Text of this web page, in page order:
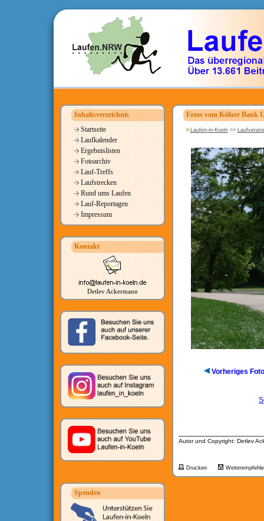
Inhaltsverzeichnis
Startseite
Laufkalender
Ergebnislisten
Fotoarchiv
Lauf-Treffs
Laufstrecken
Rund ums Laufen
Lauf-Reportagen
Impressum
Kontakt
Detlev Ackermann
Spenden
Fotos vom Kölner Bank
Laufen-in-Koeln>>
Vorheriges Foto
Autor und Copyright: Detlev
Drucken